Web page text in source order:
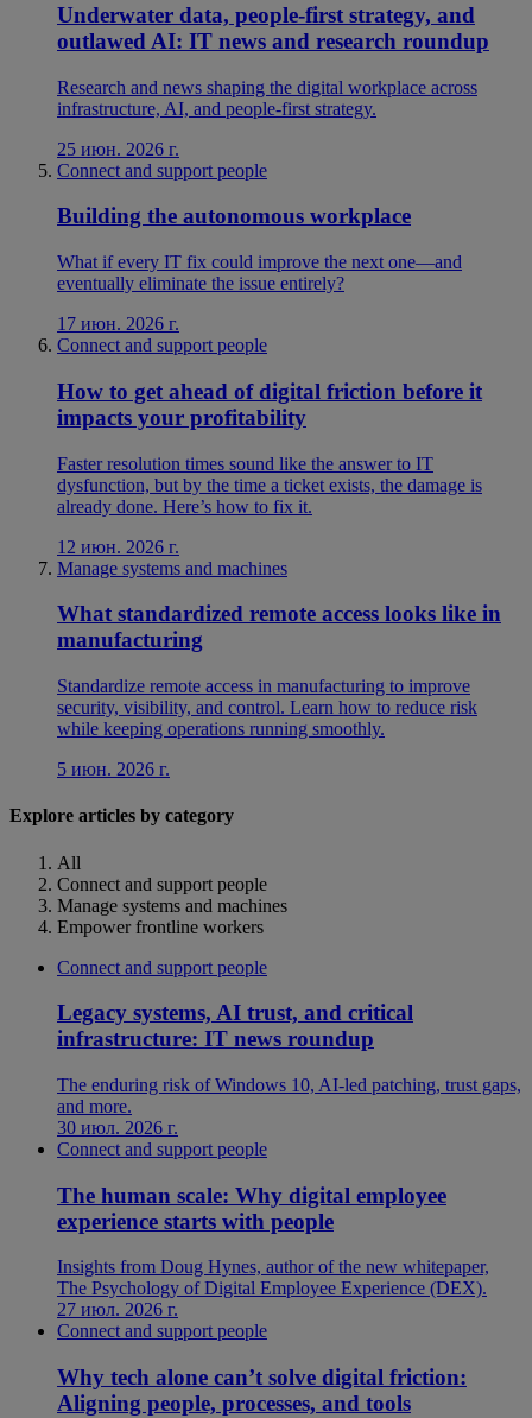
Underwater data, people-first strategy, and
outlawed AI: IT news and research roundup
Research and news shaping the digital workplace across
infrastructure, AI, and people-first strategy.
25 июн. 2026 г.
Connect and support people
Building the autonomous workplace
What if every IT fix could improve the next one—and
eventually eliminate the issue entirely?
17 июн. 2026 г.
Connect and support people
How to get ahead of digital friction before it
impacts your profitability
Faster resolution times sound like the answer to IT
dysfunction, but by the time a ticket exists, the damage is
already done. Here’s how to fix it.
12 июн. 2026 г.
Manage systems and machines
What standardized remote access looks like in
manufacturing
Standardize remote access in manufacturing to improve
security, visibility, and control. Learn how to reduce risk
while keeping operations running smoothly.
5 июн. 2026 г.
Explore articles by category
All
Connect and support people
Manage systems and machines
Empower frontline workers
Connect and support people
Legacy systems, AI trust, and critical
infrastructure: IT news roundup
The enduring risk of Windows 10, AI-led patching, trust gaps,
and more.
30 июл. 2026 г.
Connect and support people
The human scale: Why digital employee
experience starts with people
Insights from Doug Hynes, author of the new whitepaper,
The Psychology of Digital Employee Experience (DEX).
27 июл. 2026 г.
Connect and support people
Why tech alone can’t solve digital friction:
Aligning people, processes, and tools